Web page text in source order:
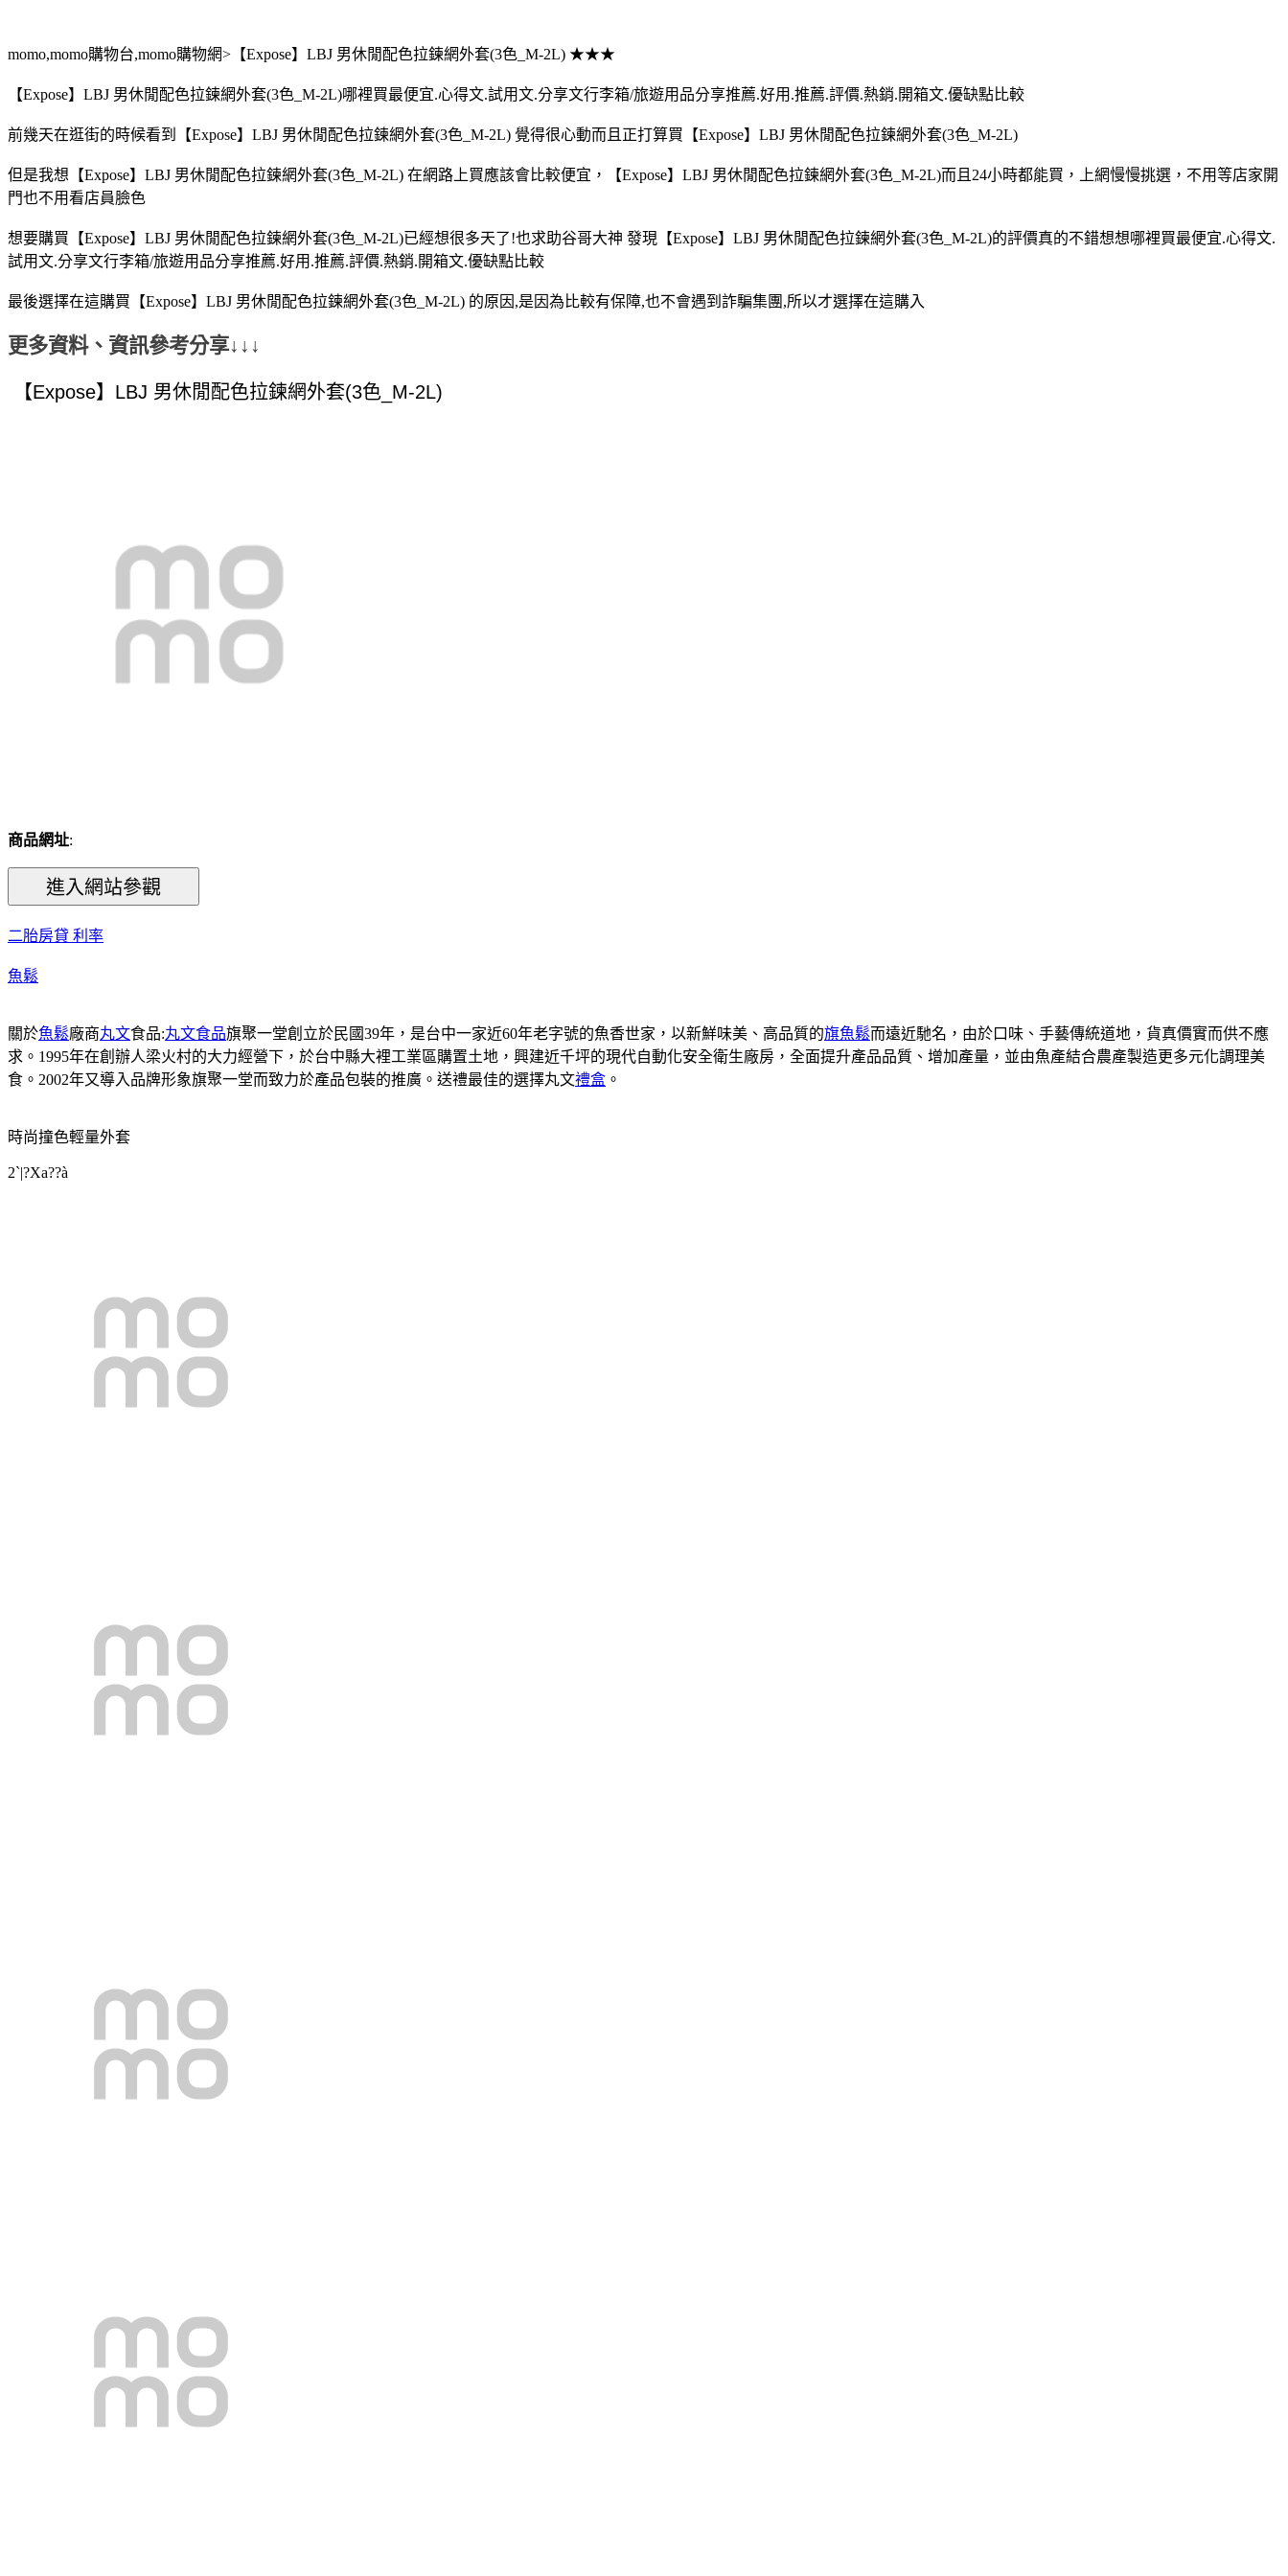
momo,momo購物台,momo購物網>【Expose】LBJ 男休閒配色拉鍊網外套(3色_M-2L) ★★★
【Expose】LBJ 男休閒配色拉鍊網外套(3色_M-2L)哪裡買最便宜.心得文.試用文.分享文行李箱/旅遊用品分享推薦.好用.推薦.評價.熱銷.開箱文.優缺點比較
前幾天在逛街的時候看到【Expose】LBJ 男休閒配色拉鍊網外套(3色_M-2L) 覺得很心動而且正打算買【Expose】LBJ 男休閒配色拉鍊網外套(3色_M-2L)
但是我想【Expose】LBJ 男休閒配色拉鍊網外套(3色_M-2L) 在網路上買應該會比較便宜，【Expose】LBJ 男休閒配色拉鍊網外套(3色_M-2L)而且24小時都能買，上網慢慢挑選，不用等店家開
門也不用看店員臉色
想要購買【Expose】LBJ 男休閒配色拉鍊網外套(3色_M-2L)已經想很多天了!也求助谷哥大神 發現【Expose】LBJ 男休閒配色拉鍊網外套(3色_M-2L)的評價真的不錯想想哪裡買最便宜.心得文.
試用文.分享文行李箱/旅遊用品分享推薦.好用.推薦.評價.熱銷.開箱文.優缺點比較
最後選擇在這購買【Expose】LBJ 男休閒配色拉鍊網外套(3色_M-2L) 的原因,是因為比較有保障,也不會遇到詐騙集團,所以才選擇在這購入
更多資料、資訊參考分享↓↓↓
商品網址:
二胎房貸 利率
魚鬆
關於魚鬆廠商丸文食品:丸文食品旗聚一堂創立於民國39年，是台中一家近60年老字號的魚香世家，以新鮮味美、高品質的旗魚鬆而遠近馳名，由於口味、手藝傳統道地，貨真價實而供不應
求。1995年在創辦人梁火村的大力經營下，於台中縣大裡工業區購置土地，興建近千坪的現代自動化安全衛生廠房，全面提升產品品質、增加產量，並由魚產結合農產製造更多元化調理美
食。2002年又導入品牌形象旗聚一堂而致力於產品包裝的推廣。送禮最佳的選擇丸文禮盒 。
時尚撞色輕量外套
2`|?Xa??à